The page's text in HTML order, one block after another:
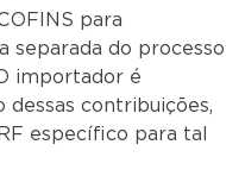
para
separada do processo
importador é
contribuições,
específico para tal